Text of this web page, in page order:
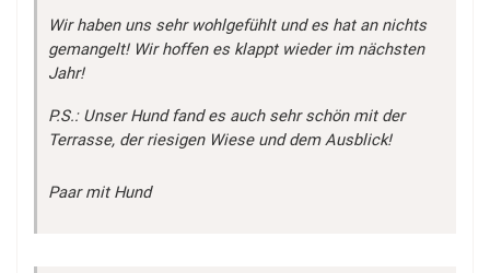
Wir haben uns sehr wohlgefühlt und es hat an nichts
gemangelt! Wir hoffen es klappt wieder im nächsten
Jahr!
P.S.: Unser Hund fand es auch sehr schön mit der
Terrasse, der riesigen Wiese und dem Ausblick!
Paar mit Hund